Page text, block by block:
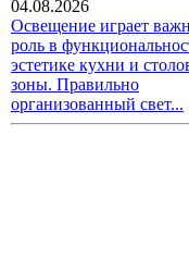
04.08.2026
Освещение играет
роль в
эстетике кухни и
зоны. Правильно
организованный свет...